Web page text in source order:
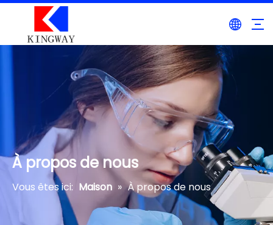
À propos de nous
Vous êtes ici: Maison » À propos de nous